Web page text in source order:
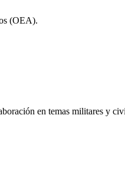
(OEA).
en temas militares y